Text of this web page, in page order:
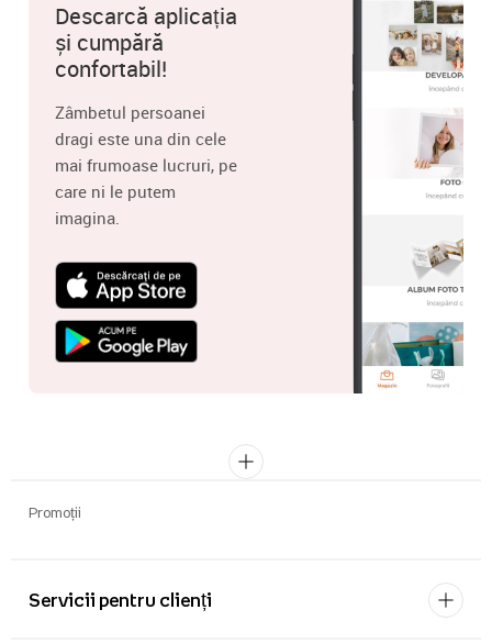
Descarcă aplicația
și cumpără
confortabil!
Zâmbetul persoanei
dragi este una din cele
mai frumoase lucruri, pe
care ni le putem
imagina.
Promoții
Servicii pentru clienți